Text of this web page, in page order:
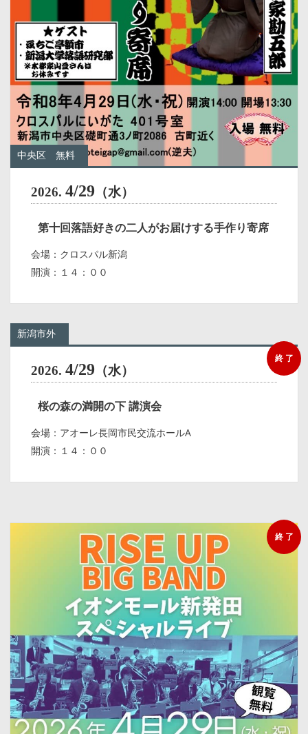
中央区 無料
2026. 4/29 （水）
第十回落語好きの二人がお届けする手作り寄席
会場：クロスパル新潟
開演：１４：００
新潟市外
終 了
2026. 4/29 （水）
桜の森の満開の下 講演会
会場：アオーレ長岡市民交流ホールA
開演：１４：００
終 了